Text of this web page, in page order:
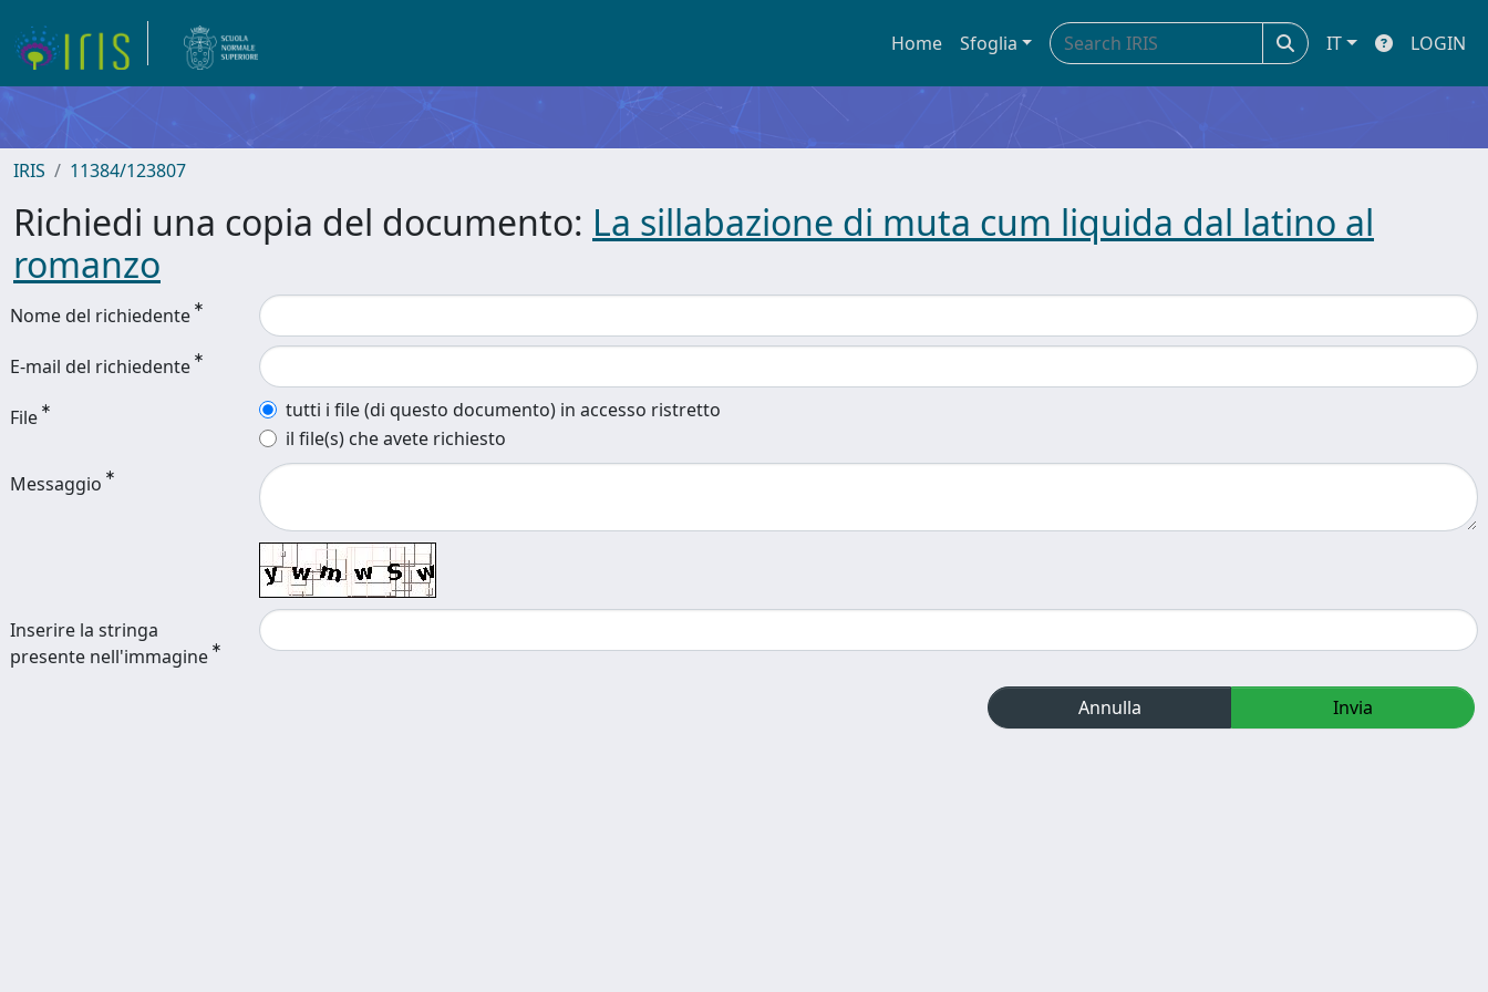
Home Sfoglia IT LOGIN
IRIS 11384/123807
Richiedi una copia del documento: La sillabazione di muta cum liquida dal latino al
romanzo
Nome del richiedente
E-mail del richiedente
File
tutti i file (di questo documento) in accesso ristretto
il file(s) che avete richiesto
Messaggio
Inserire la stringa
presente nell'immagine
Annulla Invia